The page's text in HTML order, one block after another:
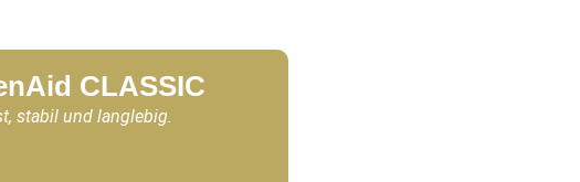
CLASSIC
stabil und langlebig.